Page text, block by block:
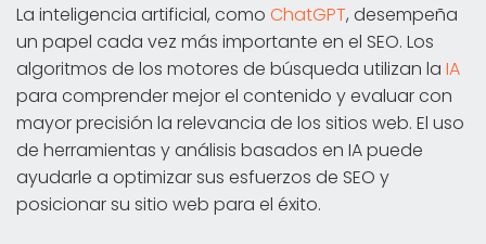
La inteligencia artificial, como ChatGPT, desempeña
un papel cada vez más importante en el SEO. Los
algoritmos de los motores de búsqueda utilizan la IA
para comprender mejor el contenido y evaluar con
mayor precisión la relevancia de los sitios web. El uso
de herramientas y análisis basados en IA puede
ayudarle a optimizar sus esfuerzos de SEO y
posicionar su sitio web para el éxito.